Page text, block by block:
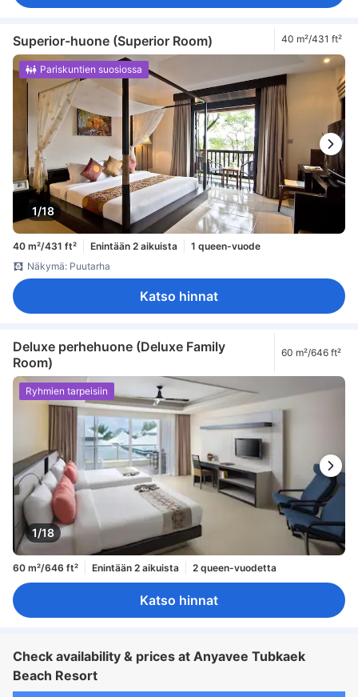
Superior-huone (Superior Room) 40 m²/431 ft²
1/18
Pariskuntien suosiossa
40 m²/431 ft² Enintään 2 aikuista
1 queen-vuode
Näkymä: Puutarha
Katso hinnat
Deluxe perhehuone (Deluxe Family
Room)
60 m²/646 ft²
1/18
Ryhmien tarpeisiin
60 m²/646 ft² Enintään 2 aikuista 2 queen-vuodetta
Katso hinnat
Check availability & prices at Anyavee Tubkaek
Beach Resort